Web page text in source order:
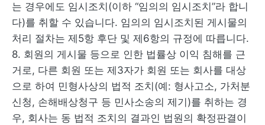
는 경우에도 임시조치(이하 “임의의 임시조치”라 합니
다)를 취할 수 있습니다. 임의의 임시조치된 게시물의
처리 절차는 제5항 후단 및 제6항의 규정에 따릅니다.
8. 회원의 게시물 등으로 인한 법률상 이익 침해를 근
거로, 다른 회원 또는 제3자가 회원 또는 회사를 대상
으로 하여 민형사상의 법적 조치(예: 형사고소, 가처분
신청, 손해배상청구 등 민사소송의 제기)를 취하는 경
우, 회사는 동 법적 조치의 결과인 법원의 확정판결이